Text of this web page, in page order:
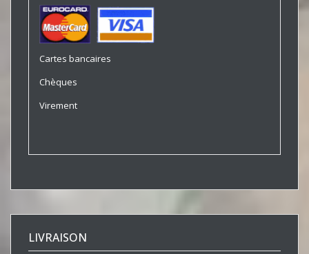
Cartes bancaires
Chèques
Virement
LIVRAISON